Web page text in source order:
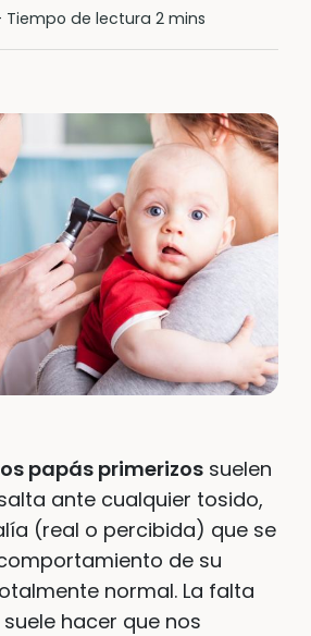
Tiempo de lectura 2 mins
papás primerizos suelen
ante cualquier tosido,
(real o percibida) que se
de su
normal. La falta
hacer que nos